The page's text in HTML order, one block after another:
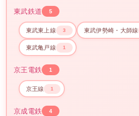
東武鉄道 5
東武東上線 3 東武伊勢崎・大師線
東武亀戸線 1
京王電鉄 1
京王線 1
京成電鉄 4